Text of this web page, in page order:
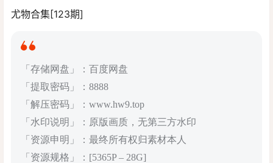
尤物合集[123期]
「存储网盘」：百度网盘
「提取密码」：8888
「解压密码」：www.hw9.top
「水印说明」：原版画质，无第三方水印
「资源申明」：最终所有权归素材本人
「资源规格」：[5365P – 28G]